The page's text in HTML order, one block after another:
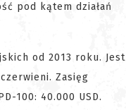
pod kątem działań
od 2013 roku. Jest
Zasięg
100: 40.000 USD.